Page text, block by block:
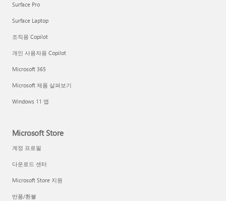
Surface Pro
Surface Laptop
조직용 Copilot
개인 사용자용 Copilot
Microsoft 365
Microsoft 제품 살펴보기
Windows 11 앱
Microsoft Store
계정 프로필
다운로드 센터
Microsoft Store 지원
반품/환불